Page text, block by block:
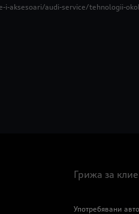
aksesoari/audi-service/tehnologii-
Грижа за
Употребявани